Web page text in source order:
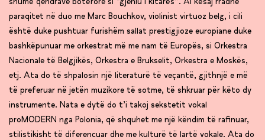
shumë qendrave botërore si “gjeniu i kitarës”. Ai kësaj rradhe
paraqitet në duo me Marc Bouchkov, violinist virtuoz belg, i cili
është duke pushtuar furishëm sallat prestigjioze europiane duke
bashkëpunuar me orkestrat më me nam të Europës, si Orkestra
Nacionale të Belgjikës, Orkestra e Brukselit, Orkestra e Moskës,
etj. Ata do të shpalosin një literaturë të veçantë, gjithnjë e më
të preferuar në jetën muzikore të sotme, të shkruar për këto dy
instrumente. Nata e dytë do t’i takoj sekstetit vokal
proMODERN nga Polonia, që shquhet me një këndim të rafinuar,
stilistikisht të diferencuar dhe me kulturë të lartë vokale. Ata do